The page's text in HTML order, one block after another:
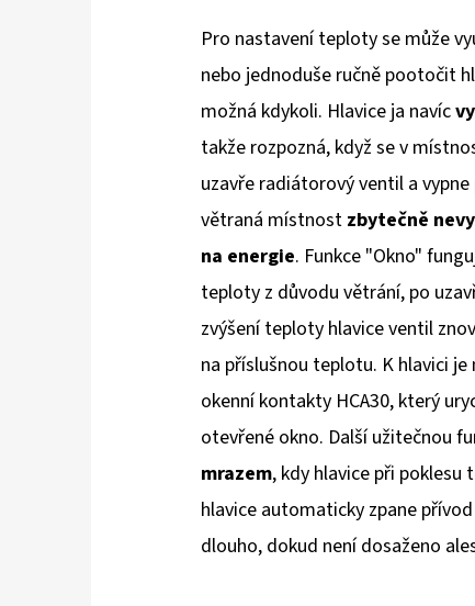
Pro nastavení teploty se může
nebo jednoduše ručně pootočit
možná kdykoli. Hlavice ja navíc
takže rozpozná, když se v
uzavře radiátorový ventil a
větraná místnost zbytečně
na energie. Funkce "Okno"
teploty z důvodu větrání, po
zvýšení teploty hlavice ventil
na příslušnou teplotu. K hlavici
okenní kontakty HCA30, který
otevřené okno. Další užitečnou
mrazem, kdy hlavice při
hlavice automaticky zpane
dlouho, dokud není dosaženo